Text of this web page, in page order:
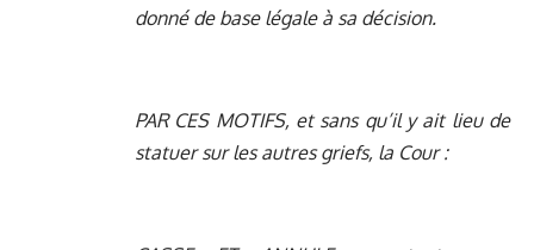
donné de base légale à sa décision.
PAR CES MOTIFS, et sans qu’il y ait lieu de
statuer sur les autres griefs, la Cour :